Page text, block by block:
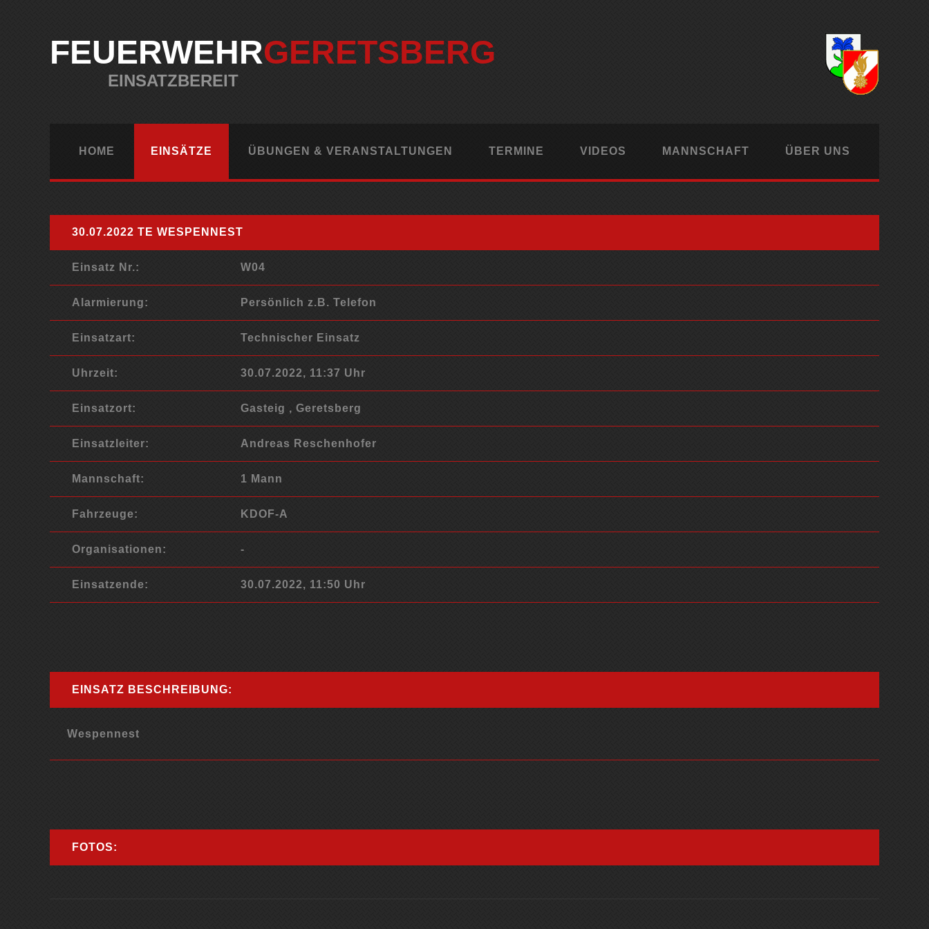
FEUERWEHRGERETSBERG
EINSATZBEREIT
HOME EINSÄTZE ÜBUNGEN & VERANSTALTUNGEN TERMINE VIDEOS MANNSCHAFT ÜBER UNS
30.07.2022 TE WESPENNEST
Einsatz Nr.: W04
Alarmierung: Persönlich z.B. Telefon
Einsatzart: Technischer Einsatz
Uhrzeit: 30.07.2022, 11:37 Uhr
Einsatzort: Gasteig , Geretsberg
Einsatzleiter: Andreas Reschenhofer
Mannschaft: 1 Mann
Fahrzeuge: KDOF-A
Organisationen: -
Einsatzende: 30.07.2022, 11:50 Uhr
EINSATZ BESCHREIBUNG:
Wespennest
FOTOS: